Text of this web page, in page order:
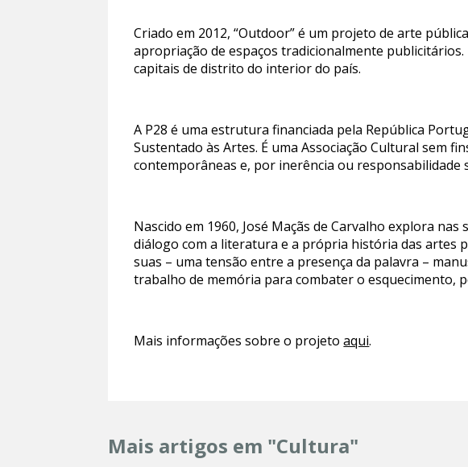
Criado em 2012, “Outdoor” é um projeto de arte
apropriação de espaços tradicionalmente
capitais de distrito do interior do país.
A P28 é uma estrutura financiada pela República
Sustentado às Artes. É uma Associação Cultural sem
contemporâneas e, por inerência ou responsabilidade
Nascido em 1960, José Maçãs de Carvalho explora
diálogo com a literatura e a própria história das artes
suas – uma tensão entre a presença da palavra –
trabalho de memória para combater o esquecimento,
Mais informações sobre o projetoaqui.
Mais artigos em "Cultura"